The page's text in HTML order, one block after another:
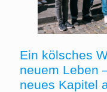
Ein kölsches
neuem Leben
neues Kapitel